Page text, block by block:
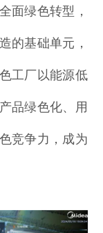
面绿色转型，
的基础单元，
工厂以能源低
品绿色化、用
竞争力，成为